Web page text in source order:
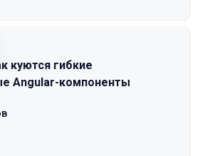
куются гибкие
Angular-компоненты